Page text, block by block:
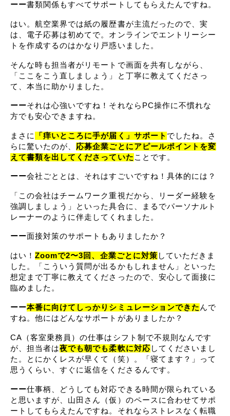
ーー書類関係もすべてサポートしてもらえたんですね。
はい。航空業界では紙の履歴書が主流だったので、実
は、電子応募は初めてで。オンラインでエントリーシー
トを作成するのはかなり戸惑いました。
そんな時も担当者がリモートで画面を共有しながら、
「ここをこう直しましょう」と丁寧に教えてくださっ
て、本当に助かりました。
ーーそれは心強いですね！それならPC操作に不慣れな
方でも安心できますね。
まさに 「痒いところに手が届く」サポート でしたね。さ
らに驚いたのが、 応募企業ごとにアピールポイントを変
えて書類を出してくださっていた ことです。
ーー会社ごととは、それはすごいですね！具体的には？
「この会社はチームワーク重視だから、リーダー経験を
強調しましょう」といった具合に、まるでパーソナルト
レーナーのように伴走してくれました。
ーー面接対策のサポートもありましたか？
はい！Zoomで2〜3回、企業ごとに対策 していただきま
した。「こういう質問が出るかもしれません」といった
想定まで丁寧に教えてくださったので、安心して面接に
臨めました。
ーー本番に向けてしっかりシミュレーションできた んで
すね。他にはどんなサポートがありましたか？
CA（客室乗務員）の仕事はシフト制で不規則なんです
が、担当者は夜でも朝でも柔軟に対応 してくださいまし
た。とにかくレスが早くて（笑）。「寝てます？」って
思うくらい、すぐに返信をくださるんです。
ーー仕事柄、どうしても対応できる時間が限られている
と思いますが、山田さん（仮）のペースに合わせてサポ
ートしてもらえたんですね。それならストレスなく転職